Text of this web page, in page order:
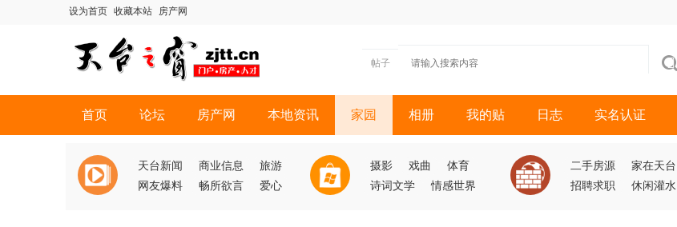
设为首页 收藏本站 房产网
帖子
首页 论坛 房产网 本地资讯 家园 相册 我的贴 日志 实名认证
天台新闻 商业信息
旅游
网友爆料
畅所欲言 爱心
摄影 戏曲
体育
诗词文学
情感世界
二手房源 家在天台
招聘求职
休闲灌水